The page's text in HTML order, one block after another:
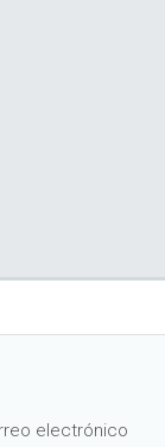
electrónico